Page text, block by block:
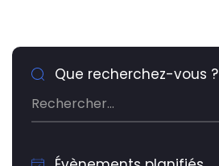
Que recherchez-vous ?